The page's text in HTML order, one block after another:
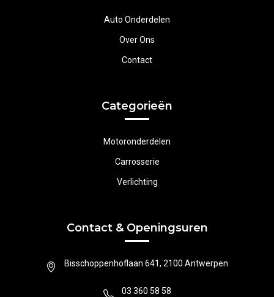
Auto Onderdelen
Over Ons
Contact
Categorieën
Motoronderdelen
Carrosserie
Verlichting
Contact & Openingsuren
Bisschoppenhoflaan 641, 2100 Antwerpen
03 360 58 58